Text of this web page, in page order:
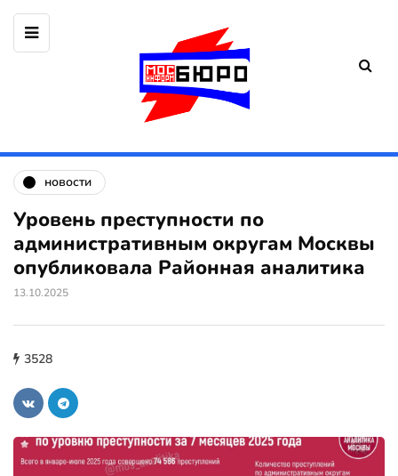
новости
Уровень преступности по
административным округам Москвы
опубликовала Районная аналитика
13.10.2025
3528